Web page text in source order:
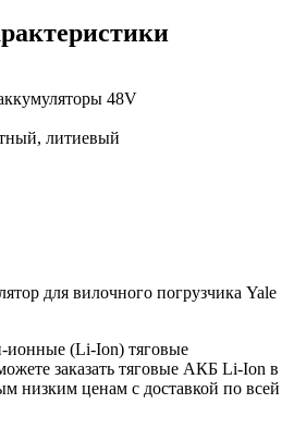
48V
литиевый
для вилочного погрузчика Yale
ионные (Li-Ion) тяговые
заказать тяговые АКБ Li-Ion в
низким ценам с доставкой по всей